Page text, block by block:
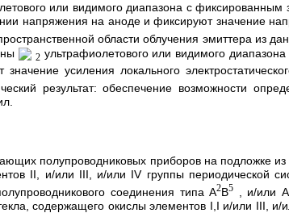
или видимого диапазона с
напряжения на аноде и фиксируют значение
области облучения эмиттера из
2ультрафиолетового или видимого
усиления локального
результат: обеспечение возможности
полупроводниковых приборов на подложке
II, и/или III, и/или IV группы периодической
соединения типа A2B5 , и/или A
содержащего окислы элементов I,I и/или III,